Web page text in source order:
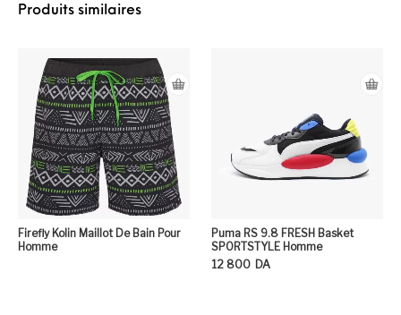
Produits similaires
Firefly Kolin Maillot De Bain Pour
Homme
Puma RS 9.8 FRESH Basket
SPORTSTYLE Homme
12 800 DA